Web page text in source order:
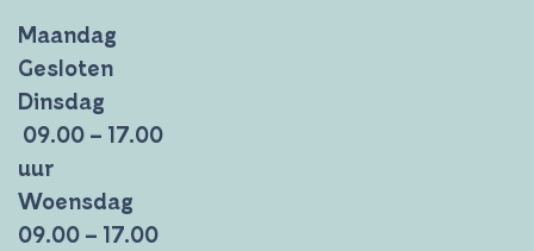
Maandag
Gesloten
Dinsdag
09.00 – 17.00
uur
Woensdag
09.00 – 17.00